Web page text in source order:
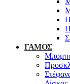
ΓΑΜΟΣ